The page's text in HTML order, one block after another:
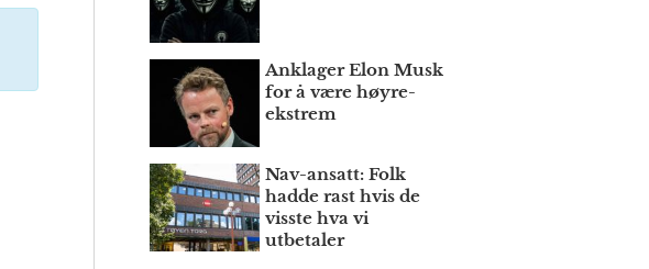
Anklager Elon Musk
for å være høyre­
ekstrem
Nav-ansatt: Folk
hadde rast hvis de
visste hva vi
utbetaler